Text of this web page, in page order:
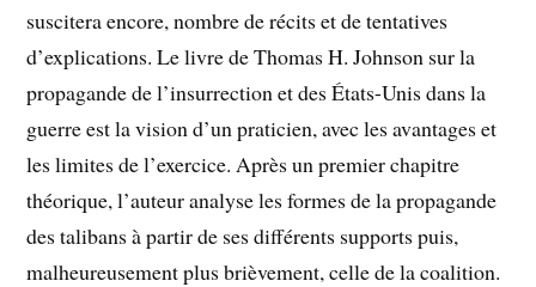
suscitera encore, nombre de récits et de tentatives
d’explications. Le livre de Thomas H. Johnson sur la
propagande de l’insurrection et des États-Unis dans la
guerre est la vision d’un praticien, avec les avantages et
les limites de l’exercice. Après un premier chapitre
théorique, l’auteur analyse les formes de la propagande
des talibans à partir de ses différents supports puis,
malheureusement plus brièvement, celle de la coalition.